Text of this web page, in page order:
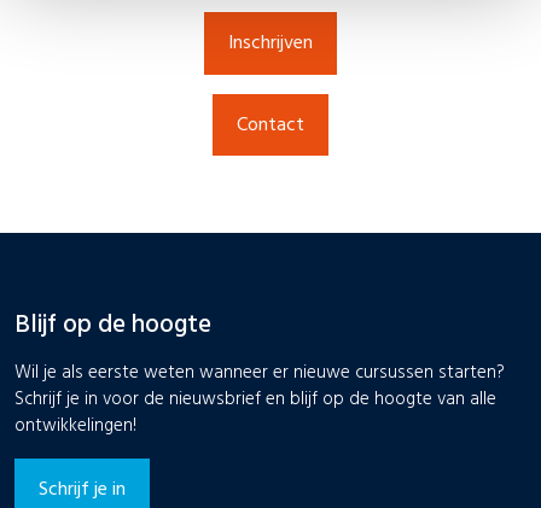
Inschrijven
Contact
Blijf op de hoogte
Wil je als eerste weten wanneer er nieuwe cursussen starten?
Schrijf je in voor de nieuwsbrief en blijf op de hoogte van alle
ontwikkelingen!
Schrijf je in